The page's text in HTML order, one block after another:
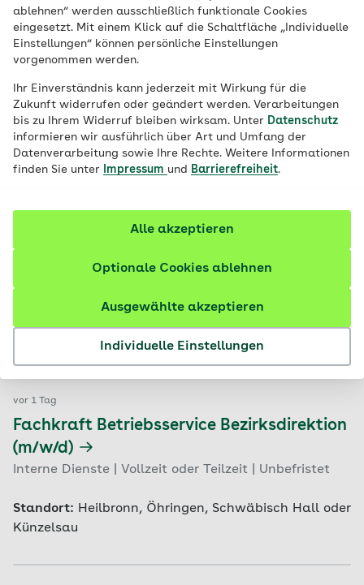
ablehnen“ werden ausschließlich funktionale Cookies
eingesetzt. Mit einem Klick auf die Schaltfläche „Individuelle
Einstellungen“ können persönliche Einstellungen
vorgenommen werden.
Ihr Einverständnis kann jederzeit mit Wirkung für die
Zukunft widerrufen oder geändert werden. Verarbeitungen
bis zu Ihrem Widerruf bleiben wirksam. Unter Datenschutz
informieren wir ausführlich über Art und Umfang der
Datenverarbeitung sowie Ihre Rechte. Weitere Informationen
finden Sie unter
Impressum und Barrierefreiheit.
Individuelle Einstellungen
Ausgewählte akzeptieren
Optionale Cookies ablehnen
Alle akzeptieren
Job finden
210 Stellenangebote
Soziale Arbeit im Gesundheitswesen (B.A.)
(m/w/d)
Duales Studium - praxisintegriert |
Ausbildungsbeginn: 31.08.2027
Standort: Ulm, Biberach
vor 1 Tag
Fachkraft Betriebsservice Bezirksdirektion
(m/w/d)
Interne Dienste | Vollzeit oder Teilzeit | Unbefristet
Standort: Heilbronn, Öhringen, Schwäbisch Hall oder
Künzelsau